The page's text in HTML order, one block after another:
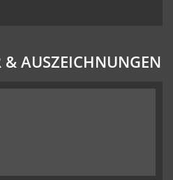
& AUSZEICHNUNGEN